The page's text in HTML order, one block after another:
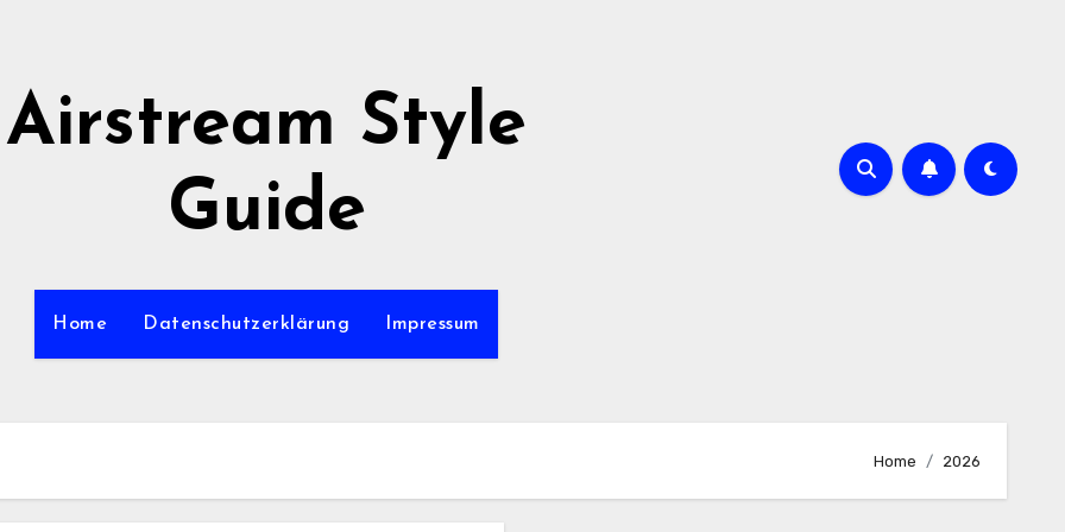
Airstream Style
Guide
Home Datenschutzerklärung Impressum
Home 2026